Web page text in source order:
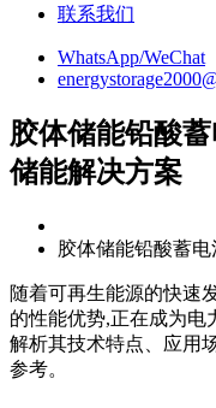
联系我们
WhatsApp/WeChat
胶体储能铅酸
储能解决方案
胶体储能铅酸蓄
随着可再生能源的快速
的性能优势,正在成为电
解析其技术特点、应用
参考。